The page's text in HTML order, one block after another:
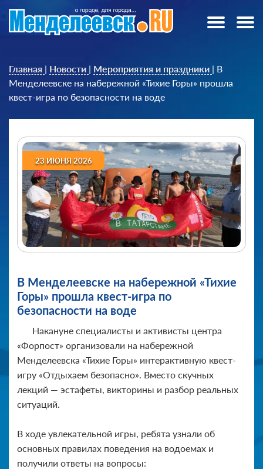
Главная | Новости | Мероприятия и праздники | В
Менделеевске на набережной «Тихие Горы» прошла
квест-игра по безопасности на воде
23 ИЮНЯ 2026
В Менделеевске на набережной «Тихие
Горы» прошла квест-игра по
безопасности на воде
Накануне специалисты и активисты центра
«Форпост» организовали на набережной
Менделеевска «Тихие Горы» интерактивную квест-
игру «Отдыхаем безопасно». Вместо скучных
лекций — эстафеты, викторины и разбор реальных
ситуаций.
В ходе увлекательной игры, ребята узнали об
основных правилах поведения на водоемах и
получили ответы на вопросы: